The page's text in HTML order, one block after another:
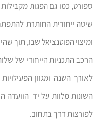
ספורט, כמו גם הפגות
שיטה ייחודית החותרת
ומיצוי הפוטנציאל שבו, תוך
הרכב התכניות הייחודי של
לאורך השנה ומגוון
השונות מלוות על ידי
לפורצות דרך בתחום.